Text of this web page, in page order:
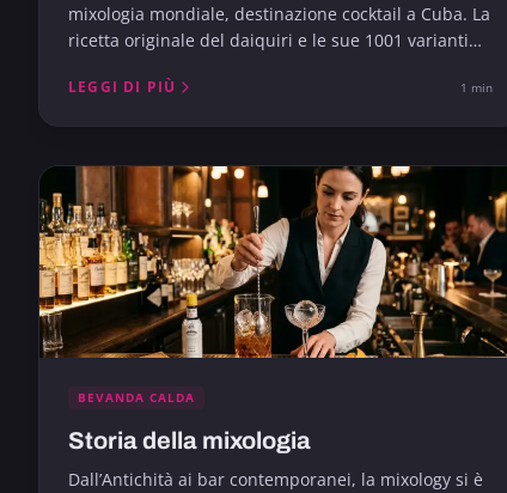
mixologia mondiale, destinazione cocktail a Cuba. La
ricetta originale del daiquiri e le sue 1001 varianti
LEGGI DI PIÙ 1 min
BEVANDA CALDA
Storia della mixologia
Dall’Antichità ai bar contemporanei, la mixology si è